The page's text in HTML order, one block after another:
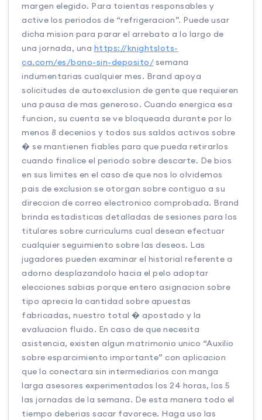
margen elegido. Para toientas responsables y
active los periodos de “refrigeracion”. Puede usar
dicha mision para parar el arrebato a lo largo de
una jornada, una https://knightslots-
ca.com/es/bono-sin-deposito/semana
indumentarias cualquier mes. Brand apoya
solicitudes de autoexclusion de gente que requieren
una pausa de mas generoso. Cuando energica esa
funcion, su cuenta se ve bloqueada durante por lo
menos 8 decenios y todos sus saldos activos sobre
� se mantienen fiables para que pueda retirarlos
cuando finalice el periodo sobre descarte. De bios
en sus limites en el caso de que nos lo olvidemos
pais de exclusion se otorgan sobre contiguo a su
direccion de correo electronico comprobada. Brand
brinda estadisticas detalladas de sesiones para los
titulares sobre curriculums cual desean efectuar
cualquier seguimiento sobre las deseos. Las
jugadores pueden examinar el historial referente a
adorno desplazandolo hacia el pelo adoptar
elecciones sabias porque entero asignacion sobre
tipo aprecia la cantidad sobre apuestas
fabricadas, nuestro total � apostado y la
evaluacion fluido. En caso de que necesita
asistencia, existen algun matrimonio unico “Auxilio
sobre esparcimiento importante” con aplicacion
que lo conectara sin intermediarios con manga
larga asesores experimentados los 24 horas, los 5
las jornadas de la semana. De esta manera todo el
tiempo deberias sacar favorece. Haga uso las